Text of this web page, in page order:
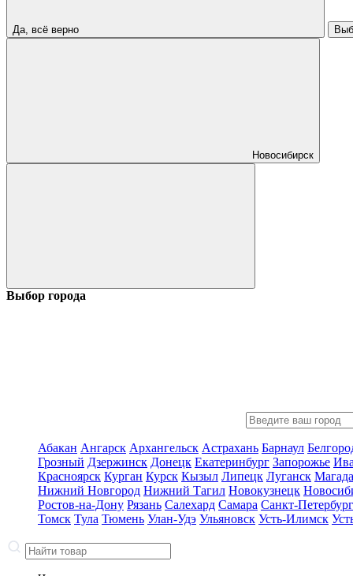
Да, всё верно
Новосибирск
Выбор города
Абакан Ангарск Архангельск Астрахань Барнаул
Грозный Дзержинск Донецк Екатеринбург Запорожье
Красноярск Курган Курск Кызыл Липецк Луганск
Нижний Новгород Нижний Тагил Новокузнецк
Ростов-на-Дону Рязань Салехард Самара Санкт-Петербург
Томск Тула Тюмень Улан-Удэ Ульяновск Усть-Илимск